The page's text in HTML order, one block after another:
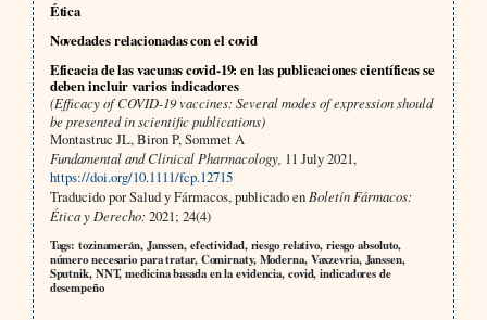
Ética
Novedades relacionadas con el covid
Eficacia de las vacunas covid-19: en las publicaciones científicas se
deben incluir varios indicadores
(Efficacy of COVID-19 vaccines: Several modes of expression should
be presented in scientific publications)
Montastruc JL, Biron P, Sommet A
Fundamental and Clinical Pharmacology, 11 July 2021,
https://doi.org/10.1111/fcp.12715
Traducido por Salud y Fármacos, publicado en Boletín Fármacos:
Ética y Derecho:2021; 24(4)
Tags: tozinamerán, Janssen, efectividad, riesgo relativo, riesgo absoluto,
número necesario para tratar, Comirnaty, Moderna, Vaxzevria, Janssen,
Sputnik, NNT, medicina basada en la evidencia, covid, indicadores de
desempeño